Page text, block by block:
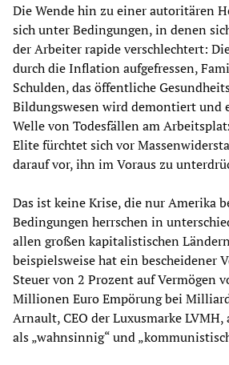
Die Wende hin zu einer autoritären
sich unter Bedingungen, in denen
der Arbeiter rapide verschlechtert:
durch die Inflation aufgefressen,
Schulden, das öffentliche
Bildungswesen wird demontiert und
Welle von Todesfällen am
Elite fürchtet sich vor
darauf vor, ihn im Voraus zu
Das ist keine Krise, die nur Amerika
Bedingungen herrschen in
allen großen kapitalistischen
beispielsweise hat ein bescheidener
Steuer von 2 Prozent auf Vermögen
Millionen Euro Empörung bei
Arnault, CEO der Luxusmarke
als „wahnsinnig“ und